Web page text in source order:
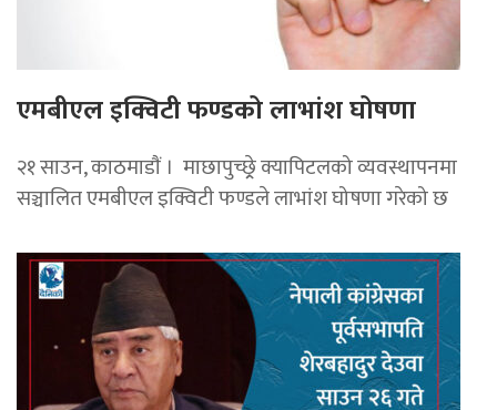
एमबीएल इक्विटी फण्डको लाभांश घोषणा
२१ साउन, काठमाडाैं । माछापुच्छ्र्रे क्यापिटलको व्यवस्थापनमा
सञ्चालित एमबीएल इक्विटी फण्डले लाभांश घोषणा गरेको छ